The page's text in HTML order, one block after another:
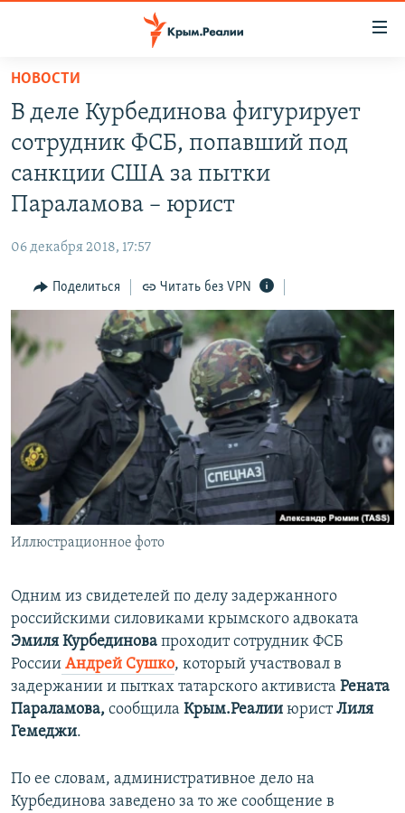
Вернуться
основному
содержанию
Вернутся
главной
Вернутся
поиску
СПЕЦПРОЕКТЫ
ВОДА
ИСТОРИЯ
ИНТЕРАКТИВ
ИНФОГРАФИКА
ТЕЛЕПРОЕКТ КРЫМ.РЕАЛИИ
СОВЕТЫ ПРАВОЗАЩИТНИКОВ
ПРОПАВШИЕ БЕЗ ВЕСТИ
ПОБЕДИТЕЛЕЙ НЕ СУДЯТ?
КРЫМ.НЕПОКОРЕННЫЙ
ELIFBE
УКРАИНСКАЯ ПРОБЛЕМА КРЫМА
РАДІО СВОБОДА
КАК ОБОЙТИ БЛОКИРОВКУ
Українською
Qırımtatar
ПРИСОЕДИНЯЙТЕСЬ!
Все сайты RFE/RL
НОВОСТИ
В деле Курбединова фигурирует
сотрудник ФСБ, попавший под
санкции США за пытки
Параламова – юрист
06 декабря 2018, 17:57
Поделиться Читать без VPN
Иллюстрационное фото
Одним из свидетелей по делу задержанного
российскими силовиками крымского адвоката
Эмиля Курбединова проходит сотрудник ФСБ
России Андрей Сушко, который участвовал в
задержании и пытках татарского активиста Рената
Параламова, сообщила Крым.Реалии юристЛиля
Гемеджи.
По ее словам, административное дело на
Курбединова заведено за то же сообщение в